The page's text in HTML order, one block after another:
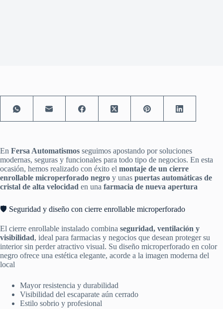
En Fersa Automatismos seguimos apostando por soluciones
modernas, seguras y funcionales para todo tipo de negocios. En esta
ocasión, hemos realizado con éxito el montaje de un cierre
enrollable microperforado negro y unas puertas automáticas de
cristal de alta velocidad en una farmacia de nueva apertura
🛡️ Seguridad y diseño con cierre enrollable microperforado
El cierre enrollable instalado combina seguridad, ventilación y
visibilidad, ideal para farmacias y negocios que desean proteger su
interior sin perder atractivo visual. Su diseño microperforado en color
negro ofrece una estética elegante, acorde a la imagen moderna del
local
Mayor resistencia y durabilidad
Visibilidad del escaparate aún cerrado
Estilo sobrio y profesional